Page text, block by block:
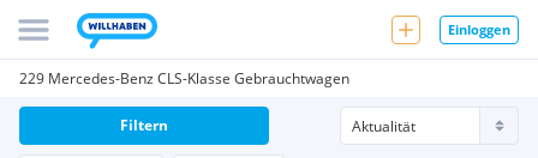
Einloggen
229 Mercedes-Benz CLS-Klasse Gebrauchtwagen
Filtern